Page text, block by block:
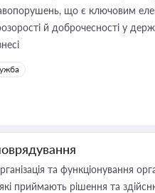
що є ключовим
й доброчесності у
та функціонування
приймають рішення та